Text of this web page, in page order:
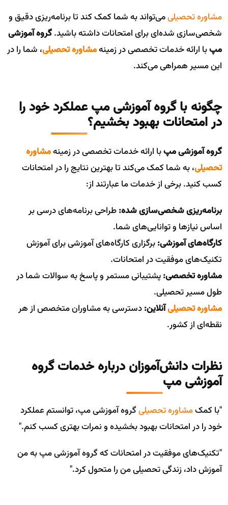
مشاوره تحصیلیمی‌تواند به شما کمک کند تا برنامه‌ریزی دقیق و
شخصی‌سازی شده‌ای برای امتحانات داشته باشید.گروه آموزشی
مپبا ارائه خدمات تخصصی در زمینهمشاوره تحصیلی، شما را در
این مسیر همراهی می‌کند.
چگونه با گروه آموزشی مپ عملکرد خود را
در امتحانات بهبود بخشیم؟
گروه آموزشی مپبا ارائه خدمات تخصصی در زمینهمشاوره
تحصیلی، به شما کمک می‌کند تا بهترین نتایج را در امتحانات
کسب کنید. برخی از خدمات ما عبارتند از:
برنامه‌ریزی شخصی‌سازی شده:طراحی برنامه‌های درسی بر
اساس نیازها و توانایی‌های شما.
کارگاه‌های آموزشی:برگزاری کارگاه‌های آموزشی برای آموزش
تکنیک‌های موفقیت در امتحانات.
مشاوره تخصصی:پشتیبانی مستمر و پاسخ به سوالات شما در
طول مسیر تحصیلی.
مشاوره تحصیلیآنلاین:دسترسی به مشاوران متخصص از هر
نقطه‌ای از کشور.
نظرات دانش‌آموزان درباره خدمات گروه
آموزشی مپ
"با کمکمشاوره تحصیلیگروه آموزشی مپ، توانستم عملکرد
خود را در امتحانات بهبود بخشیده و نمرات بهتری کسب کنم."
"تکنیک‌های موفقیت در امتحانات که گروه آموزشی مپ به من
آموزش داد، زندگی تحصیلی من را متحول کرد."